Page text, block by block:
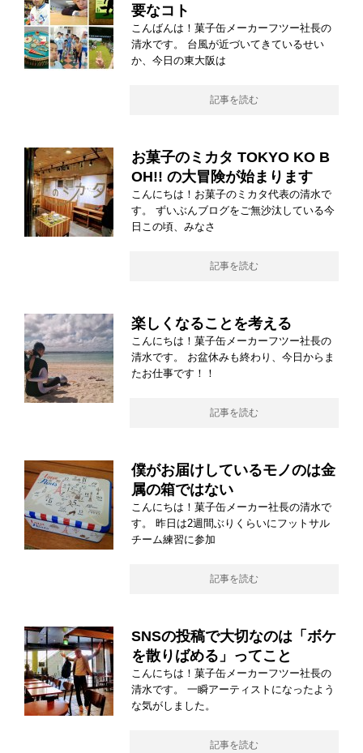
要なコト
こんばんは！菓子缶メーカーフツー社長の
清水です。 台風が近づいてきているせい
か、今日の東大阪は
記事を読む
お菓子のミカタ TOKYO KO B
OH!! の大冒険が始まります
こんにちは！お菓子のミカタ代表の清水で
す。 ずいぶんブログをご無沙汰している今
日この頃、みなさ
記事を読む
楽しくなることを考える
こんにちは！菓子缶メーカーフツー社長の
清水です。 お盆休みも終わり、今日からま
たお仕事です！！
記事を読む
僕がお届けしているモノのは金
属の箱ではない
こんにちは！菓子缶メーカー社長の清水で
す。 昨日は2週間ぶりくらいにフットサル
チーム練習に参加
記事を読む
SNSの投稿で大切なのは「ボケ
を散りばめる」ってこと
こんにちは！菓子缶メーカーフツー社長の
清水です。 一瞬アーティストになったよう
な気がしました。
記事を読む